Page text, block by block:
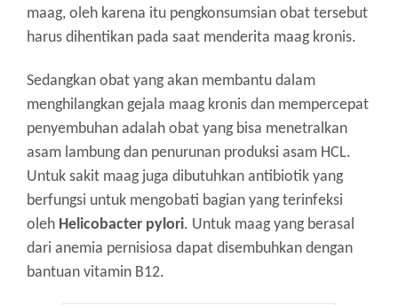
maag, oleh karena itu pengkonsumsian obat tersebut
harus dihentikan pada saat menderita maag kronis.
Sedangkan obat yang akan membantu dalam
menghilangkan gejala maag kronis dan mempercepat
penyembuhan adalah obat yang bisa menetralkan
asam lambung dan penurunan produksi asam HCL.
Untuk sakit maag juga dibutuhkan antibiotik yang
berfungsi untuk mengobati bagian yang terinfeksi
oleh Helicobacter pylori. Untuk maag yang berasal
dari anemia pernisiosa dapat disembuhkan dengan
bantuan vitamin B12.